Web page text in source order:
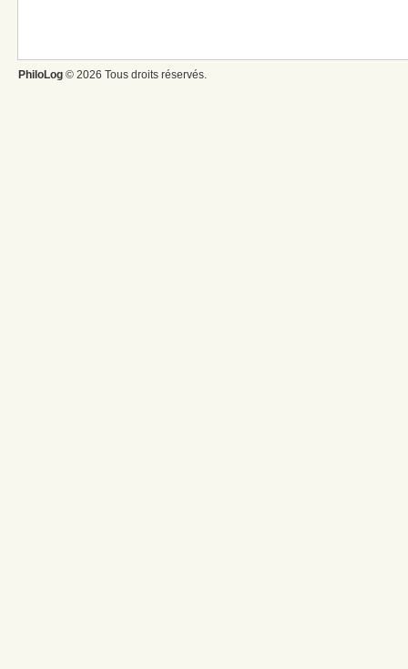
PhiloLog © 2026 Tous droits réservés.